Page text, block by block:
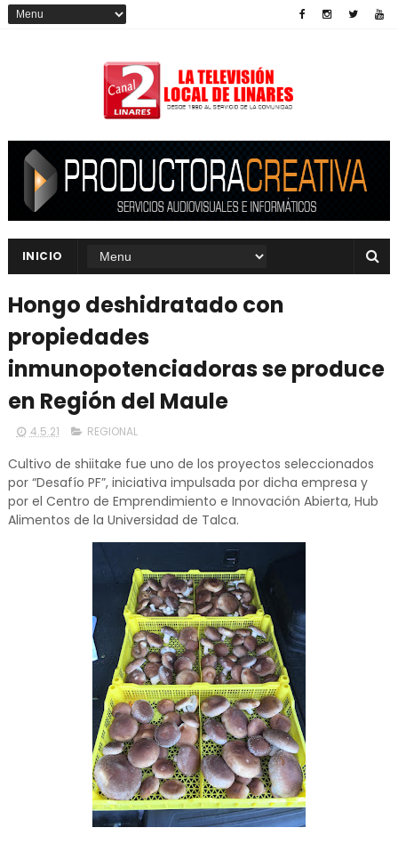
INICIO
Hongo deshidratado con
propiedades
inmunopotenciadoras se produce
en Región del Maule
4.5.21 REGIONAL
Cultivo de shiitake fue uno de los proyectos seleccionados
por “Desafío PF”, iniciativa impulsada por dicha empresa y
por el Centro de Emprendimiento e Innovación Abierta, Hub
Alimentos de la Universidad de Talca.